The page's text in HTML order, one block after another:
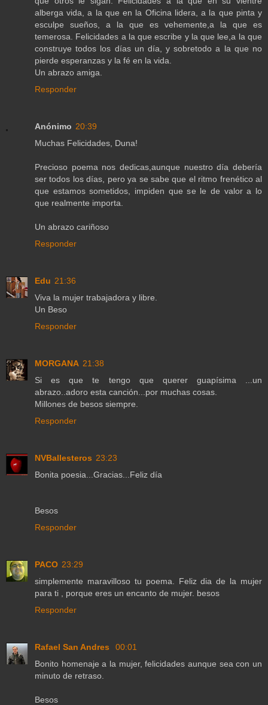
alberga vida, a la que en la Oficina lidera, a la que pinta y
esculpe sueños, a la que es vehemente,a la que es
temerosa. Felicidades a la que escribe y la que lee,a la que
construye todos los días un día, y sobretodo a la que no
pierde esperanzas y la fé en la vida.
Un abrazo amiga.
Responder
Anónimo 20:39
Muchas Felicidades, Duna!
Precioso poema nos dedicas,aunque nuestro día debería
ser todos los días, pero ya se sabe que el ritmo frenético al
que estamos sometidos, impiden que se le de valor a lo
que realmente importa.
Un abrazo cariñoso
Responder
Edu 21:36
Viva la mujer trabajadora y libre.
Un Beso
Responder
MORGANA 21:38
Si es que te tengo que querer guapísima ...un
abrazo..adoro esta canción...por muchas cosas.
Millones de besos siempre.
Responder
NVBallesteros 23:23
Bonita poesia...Gracias...Feliz día
Besos
Responder
PACO 23:29
simplemente maravilloso tu poema. Feliz dia de la mujer
para ti , porque eres un encanto de mujer. besos
Responder
Rafael San Andres
00:01
Bonito homenaje a la mujer, felicidades aunque sea con un
minuto de retraso.
Besos